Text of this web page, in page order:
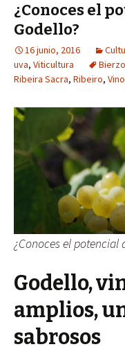
¿Conoces el
Godello?
16 junio, 2016
uva, Viticultura Bierzo
Ribeira Sacra, Ribeiro,
¿Conoces el
Godello,
amplios,
sabrosos